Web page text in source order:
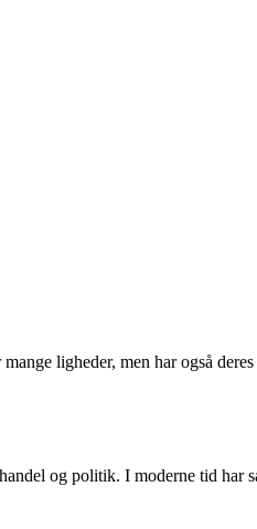
ligheder, men har også
og politik. I moderne tid har